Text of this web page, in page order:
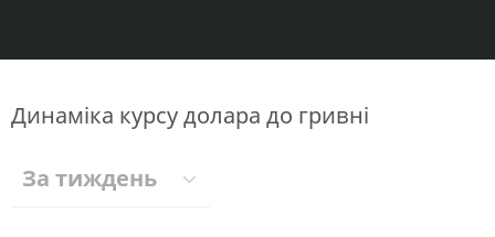
Динаміка курсу долара до гривні
За тиждень